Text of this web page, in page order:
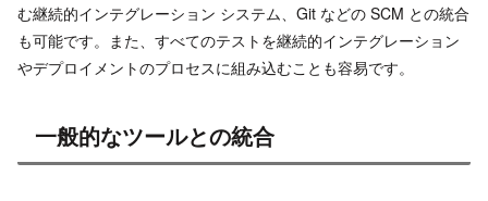
む継続的インテグレーション システム、Git などの SCM との統合
も可能です。また、すべてのテストを継続的インテグレーション
やデプロイメントのプロセスに組み込むことも容易です。
一般的なツールとの統合